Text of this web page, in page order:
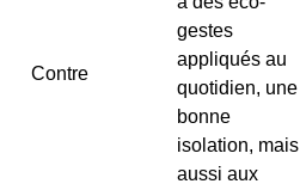
Contre
gestes
appliqués au
quotidien, une
bonne
isolation, mais
aussi aux